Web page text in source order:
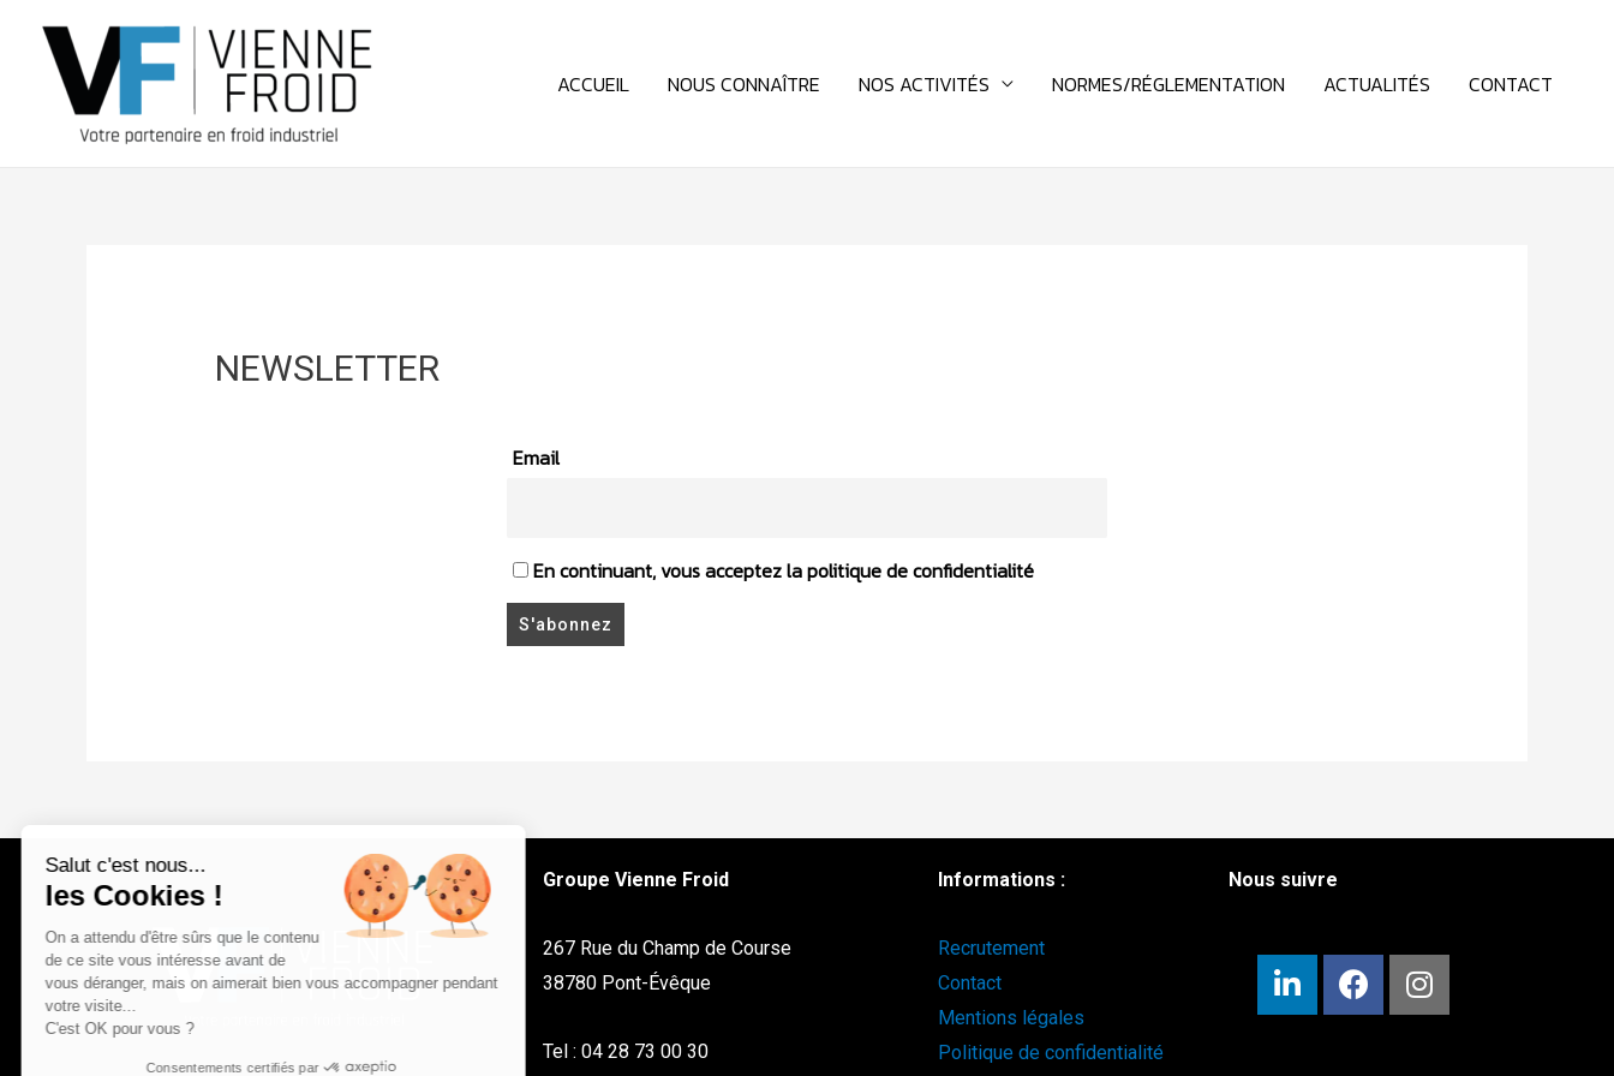
ACCUEIL NOUS CONNAÎTRE NOS ACTIVITÉS NORMES/RÉGLEMENTATION ACTUALITÉS CONTACT
NEWSLETTER
Email
En continuant, vous acceptez la politique de confidentialité
Groupe Vienne Froid
267 Rue du Champ de Course
38780 Pont-Évêque
Tel : 04 28 73 00 30
Informations :
Recrutement
Contact
Mentions légales
Politique de confidentialité
Nous suivre
Salut c'est nous...
les Cookies !
On a attendu d'être sûrs que le contenu
de ce site vous intéresse avant de
vous déranger, mais on aimerait bien vous accompagner pendant
votre visite...
C'est OK pour vous ?
Consentements certifiés par